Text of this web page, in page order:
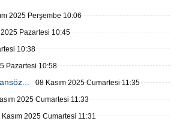
Medya'ya operasyon düzenlendi.
2025 Perşembe 10:06
2025 Pazartesi 10:45
10:38
Pazartesi 10:58
08 Kasım 2025 Cumartesi 11:35
2025 Cumartesi 11:33
Kasım 2025 Cumartesi 11:31